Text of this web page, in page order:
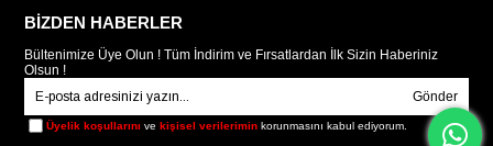
BİZDEN HABERLER
Bültenimize Üye Olun ! Tüm İndirim ve Fırsatlardan İlk Sizin Haberiniz
Olsun !
Gönder
Üyelik koşullarını vekişisel verilerimin korunmasını kabul ediyorum.